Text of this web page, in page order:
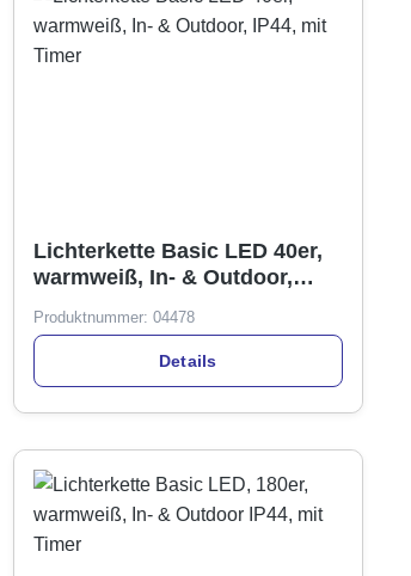
Lichterkette Basic LED 40er,
warmweiß, In- & Outdoor,
Produktnummer: 04478
Details